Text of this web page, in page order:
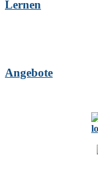
Lernen
Angebote